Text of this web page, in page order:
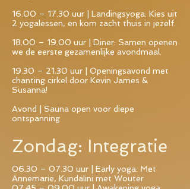
16.00 – 17.30 uur | Landingsyoga: Kies uit
2 yogalessen, en kom zacht thuis in jezelf.
18.00 – 19.00 uur | Diner: Samen openen
we de eerste gezamenlijke avondmaal.
19.30 – 21.30 uur | Openingsavond met
chanting cirkel door Kevin James &
Susanna!
Avond | Sauna open voor diepe
ontspanning
Zondag: Integratie
06.30 – 07.30 uur | Early yoga: Met
Annemarie, Kundalini met Wouter